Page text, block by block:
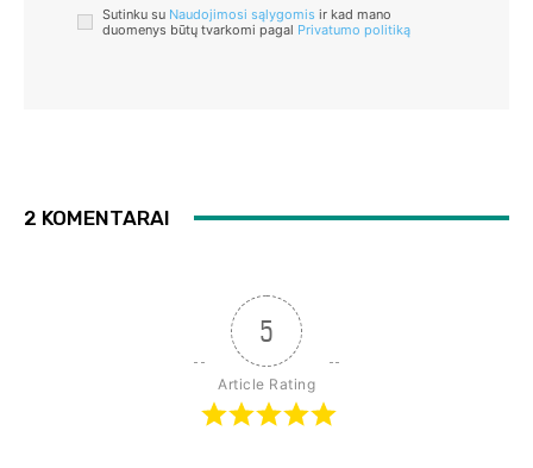
Sutinku su Naudojimosi sąlygomis ir kad mano
duomenys būtų tvarkomi pagal Privatumo politiką
2 KOMENTARAI
5
Article Rating